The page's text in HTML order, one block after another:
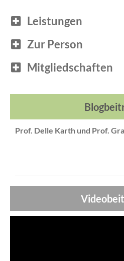
Leistungen
Zur Person
Mitgliedschaften
Prof. Delle Karth und Prof.